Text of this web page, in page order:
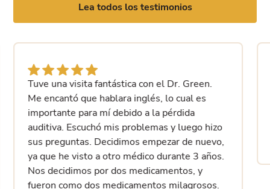
Lea todos los testimonios
Tuve una visita fantástica con el Dr. Green.
Me encantó que hablara inglés, lo cual es
importante para mí debido a la pérdida
auditiva. Escuchó mis problemas y luego hizo
sus preguntas. Decidimos empezar de nuevo,
ya que he visto a otro médico durante 3 años.
Nos decidimos por dos medicamentos, y
fueron como dos medicamentos milagrosos.